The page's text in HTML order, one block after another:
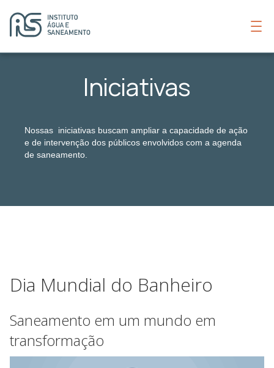
Iniciativas
Nossas iniciativas buscam ampliar a capacidade de ação
e de intervenção dos públicos envolvidos com a agenda
de saneamento.
Dia Mundial do Banheiro
Saneamento em um mundo em
transformação